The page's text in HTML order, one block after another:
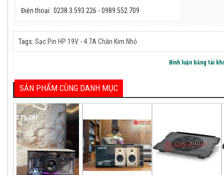
Điện thoại: 0238.3.593.226 - 0989.552.709
Tags: Sạc Pin HP 19V - 4.7A Chân Kim Nhỏ
Bình luận bằng tài
SẢN PHẨM CÙNG DANH MỤC
27% Off
Bộ Chuyển Đổi USB [...]
715.000 đ 850.000 đ